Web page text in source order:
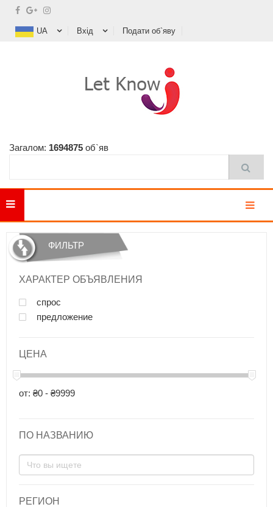
UA Вхід Подати об`яву
Загалом: 1694875 об`яв
ФИЛЬТР
ХАРАКТЕР ОБЪЯВЛЕНИЯ
спрос
предложение
ЦЕНА
от: ₴0 - ₴9999
ПО НАЗВАНИЮ
РЕГИОН